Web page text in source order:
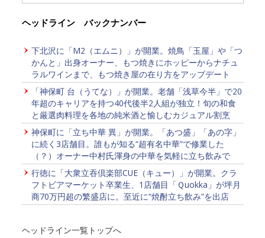
ヘッドライン バックナンバー
下北沢に「M2（エムニ）」が開業。焼鳥「玉屋」や「つ
かんと」出身オーナー、もつ焼きにホッピーからナチュ
ラルワインまで、もつ焼き屋の在り方をアップデート
「神保町 台（うてな）」が開業。老舗「浅草今半」で20
年超のキャリアを持つ40代後半2人組が独立！旬の和食
と厳選肉料理を各地の純米酒と愉しむカジュアル割烹
神保町に「立ち中華 異」が開業。「あつ盛」「あの字」
に続く3店舗目。誰もが知る“超有名中華”で修業した
（？）オーナー中村氏渾身の中華を気軽に立ち飲みで
行徳に「大衆立吞倶楽部CUE（キュー）」が開業。クラ
フトビアマーケット卒業生、1店舗目「Ｑuokka」が坪月
商70万円超の繁盛店に。至近に“焼酎立ち飲み”を出店
ヘッドライン一覧トップへ